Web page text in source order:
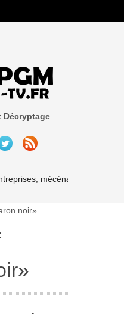
Décryptage
mécénat,
noir»